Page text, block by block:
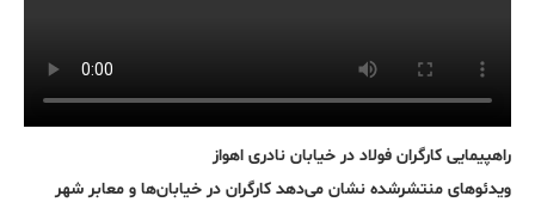
راهپیمایی کارگران فولاد در خیابان نادری اهواز
ویدئوهای منتشرشده نشان می‌دهد کارگران در خیابان‌ها و معابر شهر